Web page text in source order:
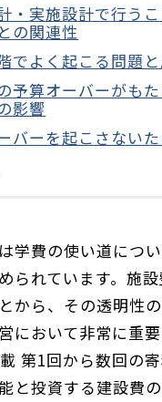
・実施設計で行う
の関連性
でよく起こる問題
予算オーバーがも
影響
バーを起こさない
学費の使い道につ
られています。施
から、その透明性
において非常に重
第1回から数回の寄
と投資する建設費